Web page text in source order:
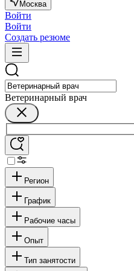
Москва
Войти
Войти
Создать резюме
Ветеринарный врач
Регион
График
Рабочие часы
Опыт
Тип занятости